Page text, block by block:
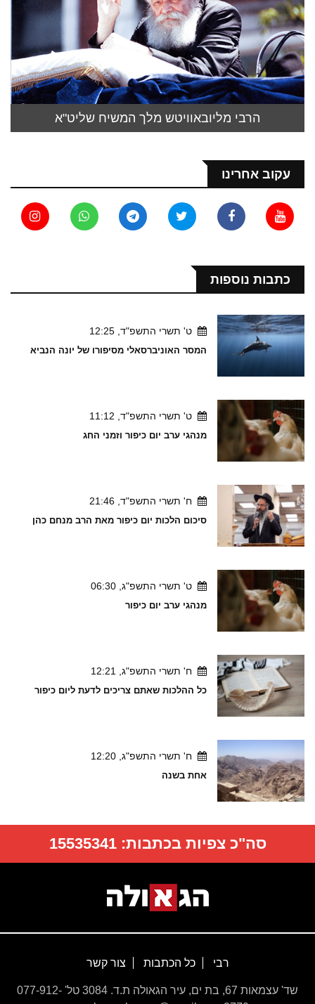
הרבי מליובאוויטש מלך המשיח שליט"א
עקוב אחרינו
כתבות נוספות
ט' תשרי התשפ"ד, 12:25
המסר האוניברסאלי מסיפורו של יונה הנביא
ט' תשרי התשפ"ד, 11:12
מנהגי ערב יום כיפור וזמני החג
ח' תשרי התשפ"ד, 21:46
סיכום הלכות יום כיפור מאת הרב מנחם כהן
ט' תשרי התשפ"ג, 06:30
מנהגי ערב יום כיפור
ח' תשרי התשפ"ג, 12:21
כל ההלכות שאתם צריכים לדעת ליום כיפור
ח' תשרי התשפ"ג, 12:20
אחת בשנה
סה"כ צפיות בכתבות:15535341
רבי כל הכתבות צור קשר
שד' עצמאות 67, בת ים, עיר הגאולה ת.ד. 3084 טל' 077-912-